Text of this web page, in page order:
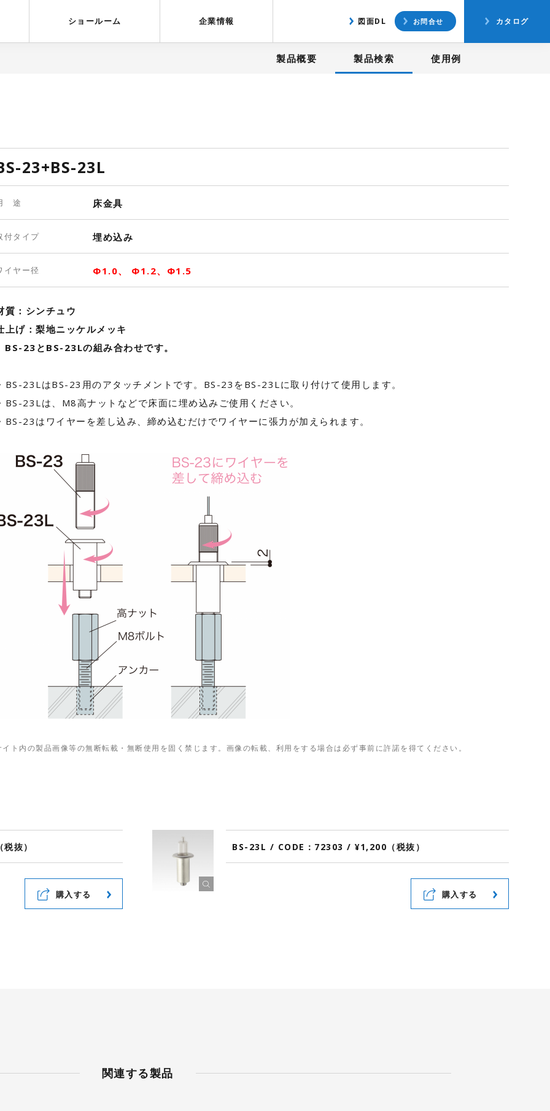
ショールーム
企業情報 図面DL お問合せ カタログ
製品概要 製品検索 使用例
23+BS-23L
途 床金具
付タイプ 埋め込み
イヤー径 Φ1.0、 Φ1.2、Φ1.5
質：シンチュウ
上げ：梨地ニッケルメッキ
BS-23とBS-23Lの組み合わせです。
BS-23LはBS-23用のアタッチメントです。BS-23をBS-23Lに取り付けて使用します。
BS-23Lは、M8高ナットなどで床面に埋め込みご使用ください。
BS-23はワイヤーを差し込み、締め込むだけでワイヤーに張力が加えられます。
ト内の製品画像等の無断転載・無断使用を固く禁じます。画像の転載、利用をする場合は必ず事前に許諾を得てください。
抜）
購入する
BS-23L / CODE：72303 / ¥1,200（税抜）
購入する
関連する製品